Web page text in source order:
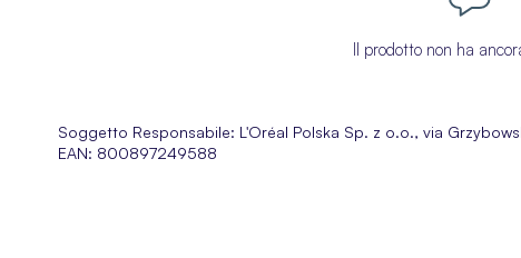
Il prodotto non ha
Soggetto Responsabile: L'Oréal Polska Sp. z o.o., via
EAN: 800897249588